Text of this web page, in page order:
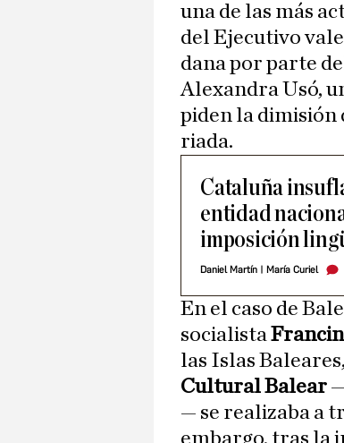
una de las más
del Ejecutivo
dana por parte
Alexandra Usó,
piden la dimisión
riada.
Cataluña
entidad
imposición
Daniel Martín María Curiel
En el caso de
socialista
las Islas
Cultural Balear
— se realizaba a